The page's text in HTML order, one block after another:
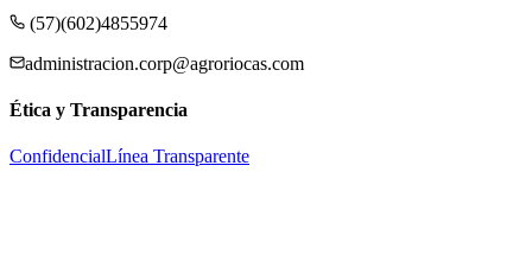
(57)(602)4855974
administracion.corp@agroriocas.com
Ética y Transparencia
ConfidencialLínea Transparente